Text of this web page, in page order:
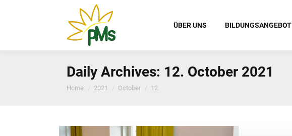
ÜBER UNS BILDUNGSANGEBOT
Daily Archives: 12. October 2021
You are here:
Home 2021 October 12